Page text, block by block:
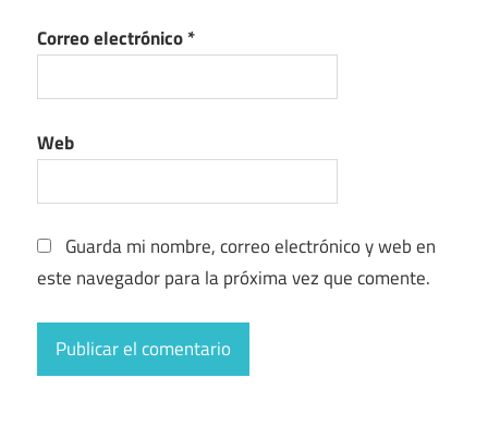
Correo electrónico*
Web
Guarda mi nombre, correo electrónico y web en
este navegador para la próxima vez que comente.